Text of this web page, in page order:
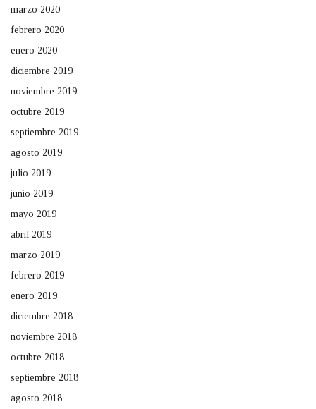
marzo 2020
febrero 2020
enero 2020
diciembre 2019
noviembre 2019
octubre 2019
septiembre 2019
agosto 2019
julio 2019
junio 2019
mayo 2019
abril 2019
marzo 2019
febrero 2019
enero 2019
diciembre 2018
noviembre 2018
octubre 2018
septiembre 2018
agosto 2018